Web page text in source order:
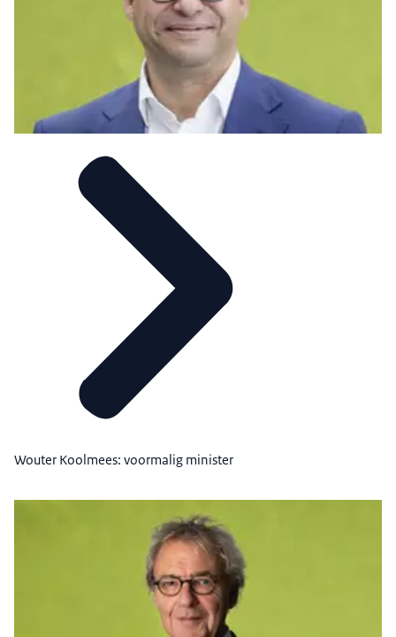
Wouter Koolmees: voormalig minister